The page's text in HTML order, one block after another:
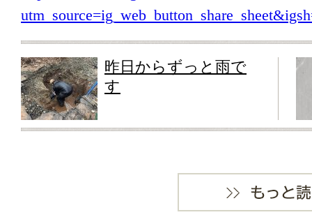
昨日からずっと雨で
す